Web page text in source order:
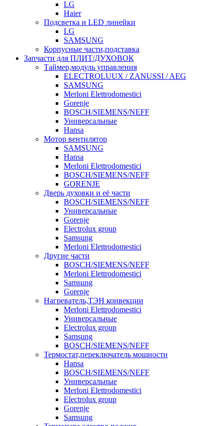
LG
Haier
Подсветка и LED линейки
LG
SAMSUNG
Корпусные части,подставка
Запчасти для ПЛИТ/ДУХОВОК
Таймер,модуль управления
ELECTROLUUX / ZANUSSI / AEG
SAMSUNG
Merloni Elettrodomestici
Gorenje
BOSCH/SIEMENS/NEFF
Универсальные
Hansa
Мотор вентилятор
SAMSUNG
Hansa
Merloni Elettrodomestici
BOSCH/SIEMENS/NEFF
GORENJE
Дверь духовки и её части
BOSCH/SIEMENS/NEFF
Универсальные
Gorenje
Electrolux group
Samsung
Merloni Elettrodomestici
Другие части
BOSCH/SIEMENS/NEFF
Merloni Elettrodomestici
Samsung
Gorenje
Нагреватель,ТЭН конвекции
Merloni Elettrodomestici
Универсальные
Electrolux group
Samsung
BOSCH/SIEMENS/NEFF
Термостат,переключатель мощности
Hansa
BOSCH/SIEMENS/NEFF
Универсальные
Merloni Elettrodomestici
Electrolux group
Gorenje
Samsung